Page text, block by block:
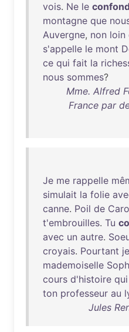
vois. Ne le
montagne que
Auvergne, non loin
s'appelle le mont
ce qui fait la
nous sommes?
Mme. Alfred
France par
Je me rappelle
simulait la folie
canne. Poil de
t'embrouilles. Tu
avec un autre.
croyais. Pourtant je
mademoiselle
cours d'histoire qui
ton professeur au
Jules